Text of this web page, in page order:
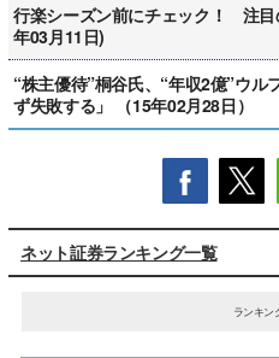
行楽シーズン前にチェック！ 注目
年03月11日)
“株主優待”桐谷氏、“年収2億”ウ
ず失敗する」 （15年02月28日）
ネット証券ランキング一覧
ランキン